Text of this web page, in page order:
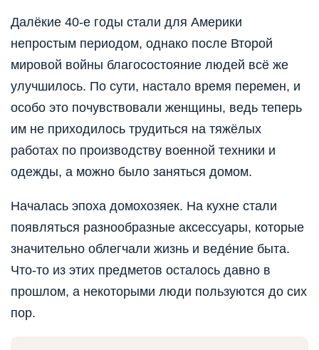
Далёкие 40-е годы стали для Америки
непростым периодом, однако после Второй
мировой войны благосостояние людей всё же
улучшилось. По сути, настало время перемен, и
особо это почувствовали женщины, ведь теперь
им не приходилось трудиться на тяжёлых
работах по производству военной техники и
одежды, а можно было заняться домом.
Началась эпоха домохозяек. На кухне стали
появляться разнообразные аксессуары, которые
значительно облегчали жизнь и веде́ние быта.
Что-то из этих предметов осталось давно в
прошлом, а некоторыми люди пользуются до сих
пор.